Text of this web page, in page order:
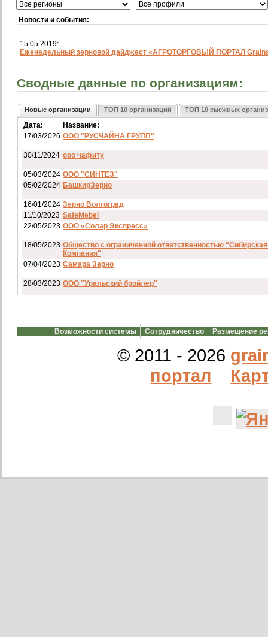
Новости и события:
15.05.2019:
Еженедельный зерновой дайджест «АГРОТОРГОВЫЙ ПОРТАЛ
Сводные данные по организациям:
Новые организации ТОП 10 организаций ТОП 10 смежных
Дата:
Название:
17/03/2026 ООО "РУСЧАЙНА ГРУПП"
30/11/2024 ооо чафиту
05/03/2024 ООО "СИНТЕЗ"
05/02/2024 БашкирЗерно
16/01/2024 Зерно Волгоград
11/10/2023 SafeMebel
22/05/2023 ООО «Солар Экспресс»
18/05/2023 Общество с ограниченной ответственностью
Компания"
07/04/2023 Самара Зерно
28/03/2023 ООО "Уральский бройлер"
20/02/2023 GREENKO
Возможности системы Сотрудничество Размещение
© 2011 - 2026
портал